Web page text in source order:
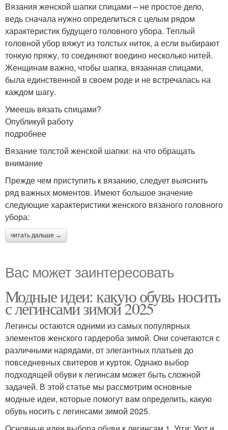
Вязания женской шапки спицами – не простое дело,
ведь сначала нужно определиться с целым рядом
характеристик будущего головного убора. Теплый
головной убор вяжут из толстых ниток, а если выбирают
тонкую пряжу, то соединяют воедино несколько нитей.
Женщинам важно, чтобы шапка, вязанная спицами,
была единственной в своем роде и не встречалась на
каждом шагу.
Умеешь вязать спицами?
Опубликуй работу
подробнее
Вязание толстой женской шапки: на что обращать
внимание
Прежде чем приступить к вязанию, следует выяснить
ряд важных моментов. Имеют большое значение
следующие характеристики женского вязаного головного
убора:
читать дальше →
Вас может заинтересовать
Модные идеи: какую обувь носить
с легинсами зимой 2025
Легинсы остаются одними из самых популярных
элементов женского гардероба зимой. Они сочетаются с
различными нарядами, от элегантных платьев до
повседневных свитеров и курток. Однако выбор
подходящей обуви к легинсам может быть сложной
задачей. В этой статье мы рассмотрим основные
модные идеи, которые помогут вам определить, какую
обувь носить с легинсами зимой 2025.